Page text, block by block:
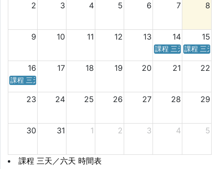
2 3 4 5 6 7 8
9 10 11 12 13 14 15
課程 三天／六天 時
課程 三天
16 17 18 19 20 21 22
課程 三天／六天 時間表
23 24 25 26 27 28 29
30 31 1 2 3 4 5
課程 三天／六天 時間表